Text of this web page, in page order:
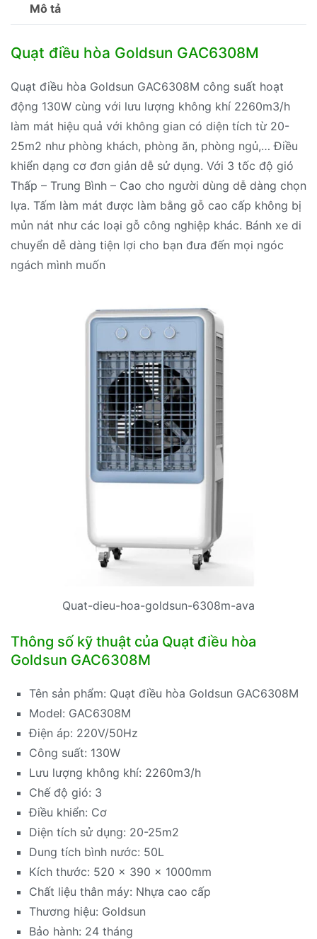
Mô tả
Quạt điều hòa Goldsun GAC6308M
Quạt điều hòa Goldsun GAC6308M công suất hoạt
động 130W cùng với lưu lượng không khí 2260m3/h
làm mát hiệu quả với không gian có diện tích từ 20-
25m2 như phòng khách, phòng ăn, phòng ngủ,… Điều
khiển dạng cơ đơn giản dễ sử dụng. Với 3 tốc độ gió
Thấp – Trung Bình – Cao cho người dùng dễ dàng chọn
lựa. Tấm làm mát được làm bằng gỗ cao cấp không bị
mủn nát như các loại gỗ công nghiệp khác. Bánh xe di
chuyển dễ dàng tiện lợi cho bạn đưa đến mọi ngóc
ngách mình muốn
Quat-dieu-hoa-goldsun-6308m-ava
Thông số kỹ thuật của Quạt điều hòa
Goldsun GAC6308M
Tên sản phẩm: Quạt điều hòa Goldsun GAC6308M
Model: GAC6308M
Điện áp: 220V/50Hz
Công suất: 130W
Lưu lượng không khí: 2260m3/h
Chế độ gió: 3
Điều khiển: Cơ
Diện tích sử dụng: 20-25m2
Dung tích bình nước: 50L
Kích thước: 520 x 390 x 1000mm
Chất liệu thân máy: Nhựa cao cấp
Thương hiệu: Goldsun
Bảo hành: 24 tháng